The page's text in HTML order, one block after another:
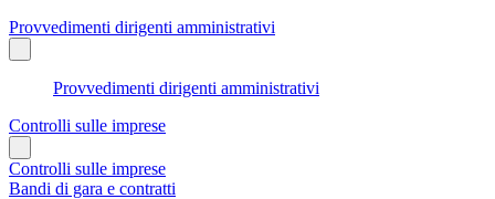
Provvedimenti dirigenti amministrativi
Provvedimenti dirigenti amministrativi
Controlli sulle imprese
Controlli sulle imprese
Bandi di gara e contratti